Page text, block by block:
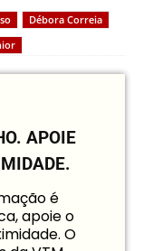
Débora Correia
APOIE
é
apoie o
O